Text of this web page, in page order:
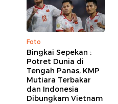
Foto
Bingkai Sepekan :
Potret Dunia di
Tengah Panas, KMP
Mutiara Terbakar
dan Indonesia
Dibungkam Vietnam